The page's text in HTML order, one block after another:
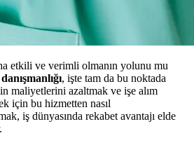
etkili ve verimli olmanın yolunu mu
, işte tam da bu noktada
maliyetlerini azaltmak ve işe alım
için bu hizmetten nasıl
iş dünyasında rekabet avantajı elde